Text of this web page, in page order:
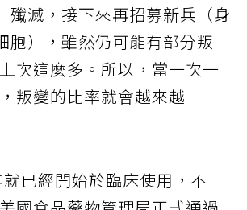
殲滅，接下來再招募新兵（身
胞），雖然仍可能有部分叛
次這麼多。所以，當一次一
叛變的比率就會越來越
已經開始於臨床使用，不